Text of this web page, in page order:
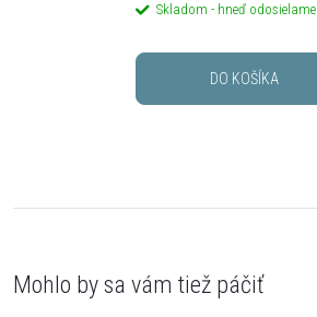
Skladom - hneď odosielame
DO KOŠÍKA